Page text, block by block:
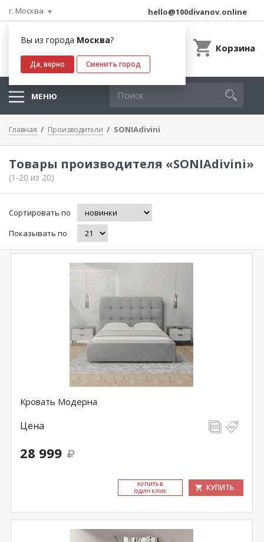
г. Москва
Вы из города Москва?
Да, верно Сменить город
hello@100divanov.online
Корзина
МЕНЮ
Главная Производители SONIAdivini
Товары производителя «SONIAdivini»
(1-20 из 20)
Сортировать по
Показывать по
Кровать Модерна
Цена
28 999
КУ­ПИТЬ В
ОДИН КЛИК
КУПИТЬ